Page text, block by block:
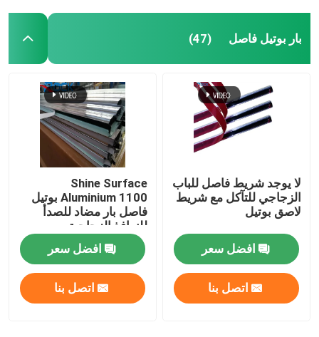
بار بوتيل فاصل (47)
لا يوجد شريط فاصل للباب
الزجاجي للتآكل مع شريط
لاصق بوتيل
افضل سعر
اتصل بنا
Shine Surface
Aluminium 1100 بوتيل
فاصل بار مضاد للصدأ
للنوافذ الزجاجية
افضل سعر
اتصل بنا